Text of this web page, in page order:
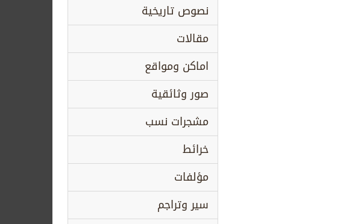
نصوص تاريخية
مقالات
اماكن ومواقع
صور وثائقية
مشجرات نسب
خرائط
مؤلفات
سير وتراجم